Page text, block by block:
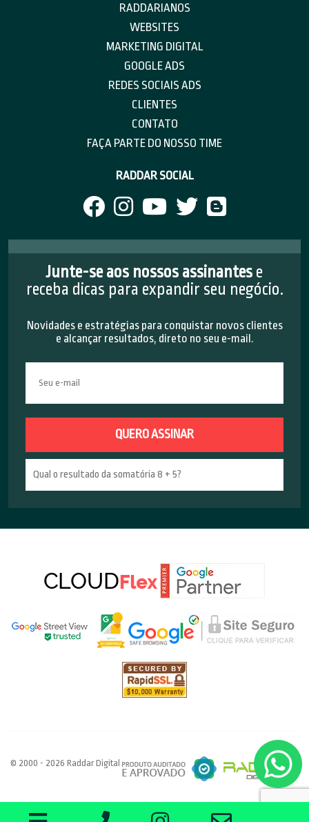
RADDARIANOS
WEBSITES
MARKETING DIGITAL
GOOGLE ADS
REDES SOCIAIS ADS
CLIENTES
CONTATO
FAÇA PARTE DO NOSSO TIME
RADDAR SOCIAL
Junte-se aos nossos assinantes e
receba dicas para expandir seu negócio.
Novidades e estratégias para conquistar novos clientes
e alcançar resultados, direto no seu e-mail.
© 2000 - 2026 Raddar Digital